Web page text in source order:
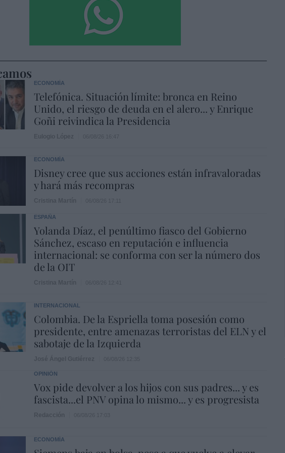
ECONOMÍA
Telefónica. Situación límite: bronca en Reino
Unido, el riesgo de deuda en el alero... y Enrique
Goñi reivindica la Presidencia
ECONOMÍA
Disney cree que sus acciones están infravaloradas
y hará más recompras
ESPAÑA
Yolanda Díaz, el penúltimo fiasco del Gobierno
Sánchez, escaso en reputación e influencia
internacional: se conforma con ser la número dos
de la OIT
INTERNACIONAL
Colombia. De la Espriella toma posesión como
presidente, entre amenazas terroristas del ELN y el
sabotaje de la Izquierda
OPINIÓN
Vox pide devolver a los hijos con sus padres... y es
fascista...el PNV opina lo mismo... y es progresista
ECONOMÍA